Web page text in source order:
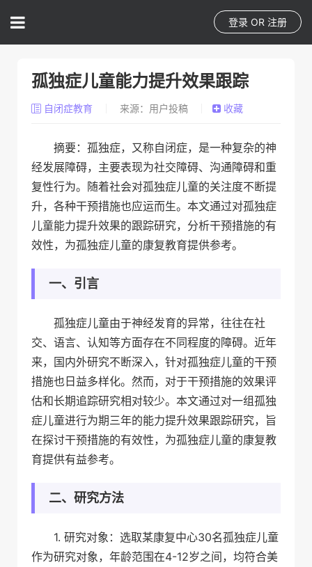
登录 OR 注册
孤独症儿童能力提升效果跟踪
自闭症教育 来源：用户投稿 收藏
摘要：孤独症，又称自闭症，是一种复杂的神
经发展障碍，主要表现为社交障碍、沟通障碍和重
复性行为。随着社会对孤独症儿童的关注度不断提
升，各种干预措施也应运而生。本文通过对孤独症
儿童能力提升效果的跟踪研究，分析干预措施的有
效性，为孤独症儿童的康复教育提供参考。
一、引言
孤独症儿童由于神经发育的异常，往往在社
交、语言、认知等方面存在不同程度的障碍。近年
来，国内外研究不断深入，针对孤独症儿童的干预
措施也日益多样化。然而，对于干预措施的效果评
估和长期追踪研究相对较少。本文通过对一组孤独
症儿童进行为期三年的能力提升效果跟踪研究，旨
在探讨干预措施的有效性，为孤独症儿童的康复教
育提供有益参考。
二、研究方法
1. 研究对象：选取某康复中心30名孤独症儿童
作为研究对象，年龄范围在4-12岁之间，均符合美